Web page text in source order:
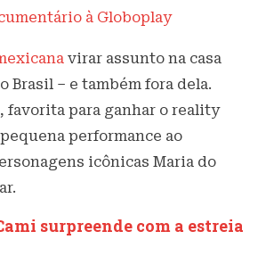
à Globoplay
virar assunto na casa
Brasil – e também fora dela.
favorita para ganhar o reality
performance ao
icônicas Maria do
surpreende com a estreia